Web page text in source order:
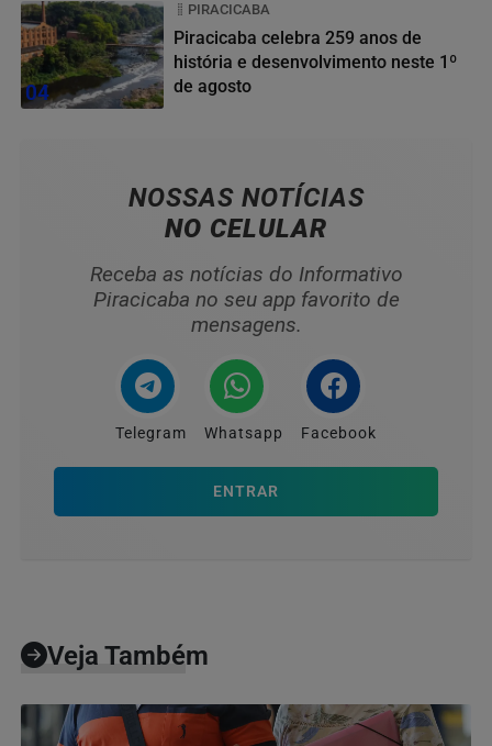
04
PIRACICABA
Piracicaba celebra 259 anos de
história e desenvolvimento neste 1º
de agosto
NOSSAS NOTÍCIAS
NO CELULAR
Receba as notícias do Informativo
Piracicaba no seu app favorito de
mensagens.
Telegram Whatsapp Facebook
ENTRAR
Veja Também